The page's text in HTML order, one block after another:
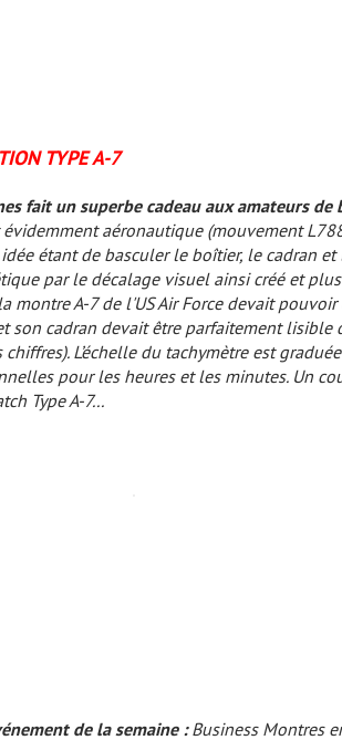
TYPE A-7
fait un superbe cadeau aux amateurs
aéronautique (mouvement
étant de basculer le boîtier, le cadran
par le décalage visuel ainsi créé et
montre A-7 de l'US Air Force devait
son cadran devait être parfaitement lisible
L’échelle du tachymètre est
pour les heures et les minutes. Un
Type A-7...
de la semaine : Business Montres